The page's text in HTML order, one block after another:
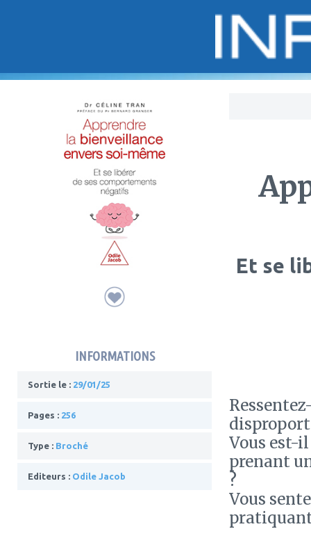
INFORMATIONS
Sortie le : 29/01/25
Pages : 256
Type : Broché
Editeurs : Odile Jacob
Et se
Vous est-
prenant
?
Vous